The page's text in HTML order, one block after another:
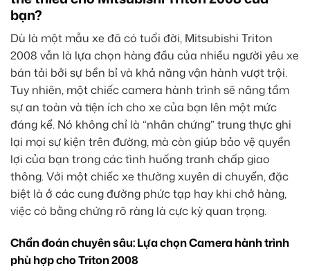
bạn?
Dù là một mẫu xe đã có tuổi đời, Mitsubishi Triton
2008 vẫn là lựa chọn hàng đầu của nhiều người yêu xe
bán tải bởi sự bền bỉ và khả năng vận hành vượt trội.
Tuy nhiên, một chiếc camera hành trình sẽ nâng tầm
sự an toàn và tiện ích cho xe của bạn lên một mức
đáng kể. Nó không chỉ là “nhân chứng” trung thực ghi
lại mọi sự kiện trên đường, mà còn giúp bảo vệ quyền
lợi của bạn trong các tình huống tranh chấp giao
thông. Với một chiếc xe thường xuyên di chuyển, đặc
biệt là ở các cung đường phức tạp hay khi chở hàng,
việc có bằng chứng rõ ràng là cực kỳ quan trọng.
Chẩn đoán chuyên sâu: Lựa chọn Camera hành trình
phù hợp cho Triton 2008